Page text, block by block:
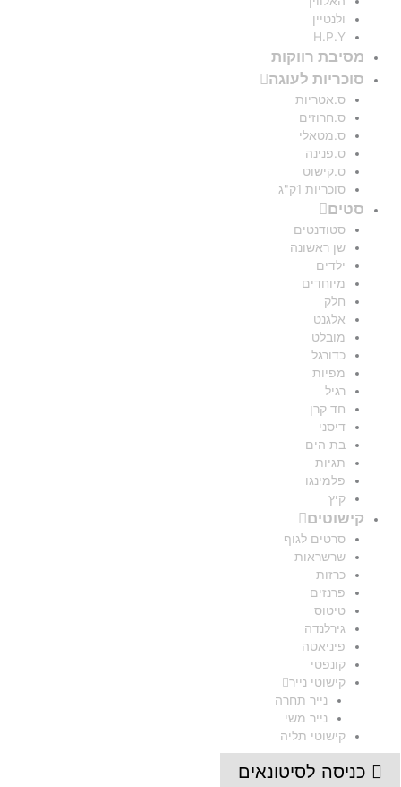
ולנטיין
H.P.Y
מסיבת רווקות
סוכריות לעוגה
ס.אטריות
ס.חרוזים
ס.מטאלי
ס.פנינה
ס.קישוט
סוכריות 1ק"ג
סטים
סטודנטים
שן ראשונה
ילדים
מיוחדים
חלק
אלגנט
מובלט
כדורגל
מפיות
רגיל
חד קרן
דיסני
בת הים
תגיות
פלמינגו
קיץ
קישוטים
סרטים לגוף
שרשראות
כרזות
פרנזים
טיטוס
גירלנדה
פיניאטה
קונפטי
קישוטי נייר
נייר תחרה
נייר משי
קישוטי תליה
כניסה לסיטונאים